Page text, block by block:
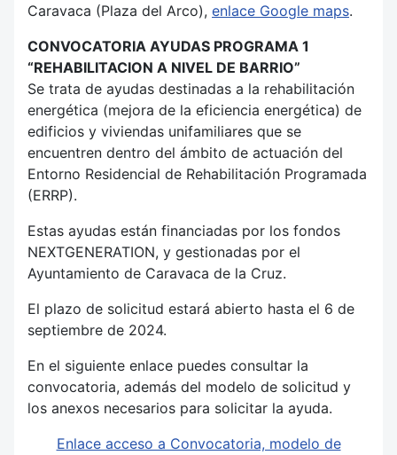
Caravaca (Plaza del Arco), enlace Google maps.
CONVOCATORIA AYUDAS PROGRAMA 1
“REHABILITACION A NIVEL DE BARRIO”
Se trata de ayudas destinadas a la rehabilitación
energética (mejora de la eficiencia energética) de
edificios y viviendas unifamiliares que se
encuentren dentro del ámbito de actuación del
Entorno Residencial de Rehabilitación Programada
(ERRP).
Estas ayudas están financiadas por los fondos
NEXTGENERATION, y gestionadas por el
Ayuntamiento de Caravaca de la Cruz.
El plazo de solicitud estará abierto hasta el 6 de
septiembre de 2024.
En el siguiente enlace puedes consultar la
convocatoria, además del modelo de solicitud y
los anexos necesarios para solicitar la ayuda.
Enlace acceso a Convocatoria, modelo de